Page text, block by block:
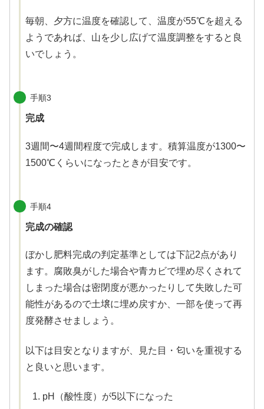
毎朝、夕方に温度を確認して、温度が55℃を超える
ようであれば、山を少し広げて温度調整をすると良
いでしょう。
手順3
完成
3週間〜4週間程度で完成します。積算温度が1300〜
1500℃くらいになったときが目安です。
手順4
完成の確認
ぼかし肥料完成の判定基準としては下記2点があり
ます。腐敗臭がした場合や青カビで埋め尽くされて
しまった場合は密閉度が悪かったりして失敗した可
能性があるので土壌に埋め戻すか、一部を使って再
度発酵させましょう。
以下は目安となりますが、見た目・匂いを重視する
と良いと思います。
pH（酸性度）が5以下になった
Facebook